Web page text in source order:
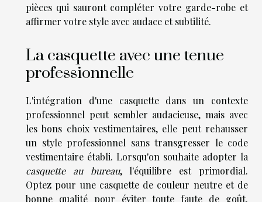
pièces qui sauront compléter votre garde-robe et
affirmer votre style avec audace et subtilité.
La casquette avec une tenue
professionnelle
L'intégration d'une casquette dans un contexte
professionnel peut sembler audacieuse, mais avec
les bons choix vestimentaires, elle peut rehausser
un style professionnel sans transgresser le code
vestimentaire établi. Lorsqu'on souhaite adopter la
casquette au bureau, l'équilibre est primordial.
Optez pour une casquette de couleur neutre et de
bonne qualité pour éviter toute faute de goût.